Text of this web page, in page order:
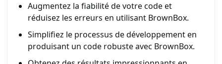
Augmentez la fiabilité de votre code et
réduisez les erreurs en utilisant BrownBox.
Simplifiez le processus de développement en
produisant un code robuste avec BrownBox.